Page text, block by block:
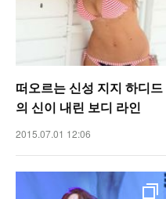
떠오르는 신성 지지 하디드
의 신이 내린 보디 라인
2015.07.01 12:06